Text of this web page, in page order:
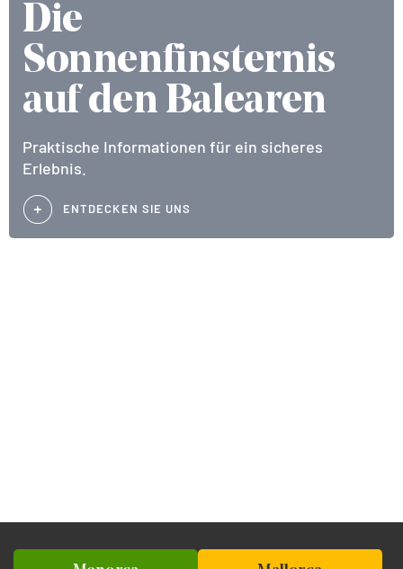
Die
Sonnenfinsternis
auf den Balearen
Praktische Informationen für ein sicheres
Erlebnis.
ENTDECKEN SIE UNS